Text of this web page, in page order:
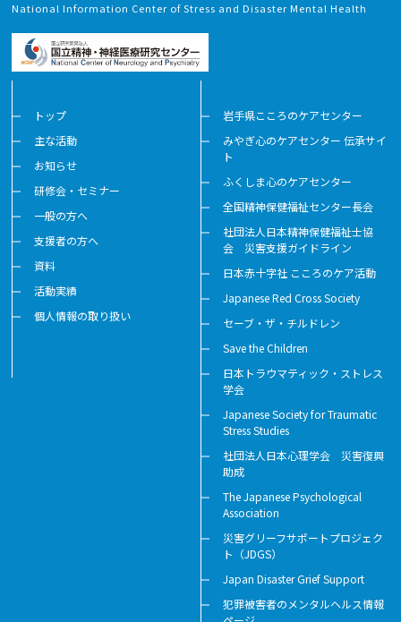
National Information Center of Stress and Disaster Mental Health
トップ
主な活動
お知らせ
研修会・セミナー
一般の方へ
支援者の方へ
資料
活動実績
個人情報の取り扱い
岩手県こころのケアセンター
みやぎ心のケアセンター 伝承サイ
ト
ふくしま心のケアセンター
全国精神保健福祉センター長会
社団法人日本精神保健福祉士協
会 災害支援ガイドライン
日本赤十字社 こころのケア活動
Japanese Red Cross Society
セーブ・ザ・チルドレン
Save the Children
日本トラウマティック・ストレス
学会
Japanese Society for Traumatic
Stress Studies
社団法人日本心理学会 災害復興
助成
The Japanese Psychological
Association
災害グリーフサポートプロジェク
ト（JDGS）
Japan Disaster Grief Support
犯罪被害者のメンタルヘルス情報